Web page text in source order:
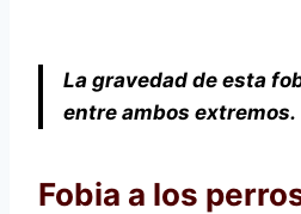
La gravedad de esta
entre ambos extremos.
Fobia a los